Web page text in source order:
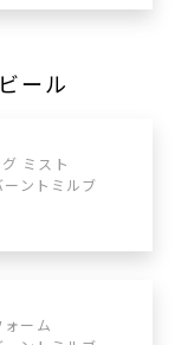
ール
ミスト
ントミルブ
ーム